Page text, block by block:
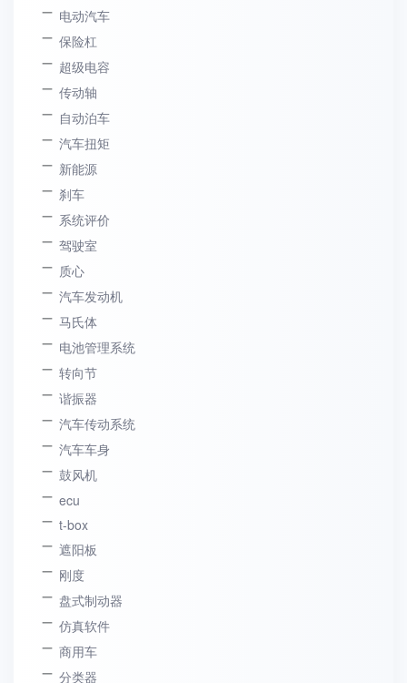
电动汽车
保险杠
超级电容
传动轴
自动泊车
汽车扭矩
新能源
刹车
系统评价
驾驶室
质心
汽车发动机
马氏体
电池管理系统
转向节
谐振器
汽车传动系统
汽车车身
鼓风机
ecu
t-box
遮阳板
刚度
盘式制动器
仿真软件
商用车
分类器